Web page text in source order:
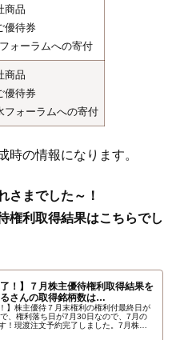
商品
優待券
ォーラムへの寄付
商品
優待券
フォーラムへの寄付
の情報になります。
さまでした～！
権利取得結果はこちらでし
了！】７月株主優待権利取得結果を
さんの取得銘柄数は…
】株主優待７月末権利の権利付最終日が
、権利落ち日が7月30日なので、7月の
！現渡注文予約完了しました。7月株主